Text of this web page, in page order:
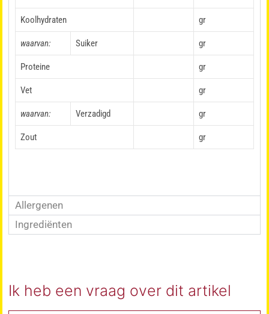
Koolhydraten gr
waarvan: Suiker gr
Proteine gr
Vet gr
waarvan: Verzadigd gr
Zout gr
Allergenen
Ingrediënten
Ik heb een vraag over dit artikel